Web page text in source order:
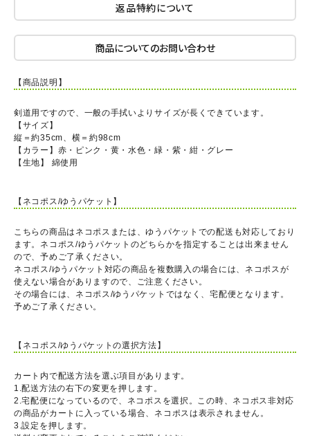
返品特約について
商品についてのお問い合わせ
【商品説明】
剣道用ですので、一般の手拭いよりサイズが長くできています。
【サイズ】
縦＝約35cm、横＝約98cm
【カラー】赤・ピンク・黄・水色・緑・紫・紺・グレー
【生地】 綿使用
【ネコポス/ゆうパケット】
こちらの商品はネコポスまたは、ゆうパケットでの配送も対応しており
ます。ネコポス/ゆうパケットのどちらかを指定することは出来ません
ので、予めご了承ください。
ネコポス/ゆうパケット対応の商品を複数購入の場合には、ネコポスが
使えない場合がありますので、ご注意ください。
その場合には、ネコポス/ゆうパケットではなく、宅配便となります。
予めご了承ください。
【ネコポス/ゆうパケットの選択方法】
カート内で配送方法を選ぶ項目があります。
1.配送方法の右下の変更を押します。
2.宅配便になっているので、ネコポスを選択。この時、ネコポス非対応
の商品がカートに入っている場合、ネコポスは表示されません。
3.設定を押します。